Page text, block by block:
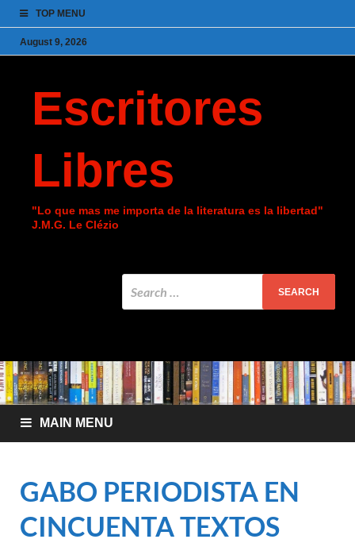
TOP MENU
August 9, 2026
Escritores
Libres
"Lo que mas me importa de la literatura es la libertad"
J.M.G. Le Clézio
MAIN MENU
GABO PERIODISTA EN
CINCUENTA TEXTOS